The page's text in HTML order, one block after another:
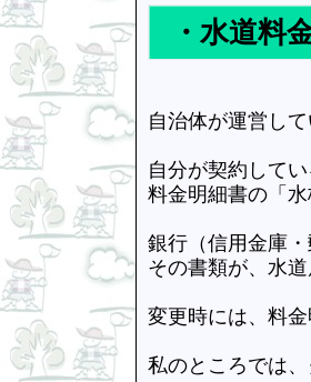
・水道料
自治体が運営し
自分が契約して
料金明細書の「
銀行（信用金庫
その書類が、水
変更時には、料
私のところでは